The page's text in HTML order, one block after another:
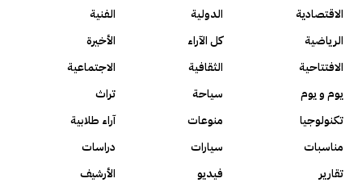
الاقتصادية
الدولية
الفنية
الرياضية
كل الآراء
الأخيرة
الافتتاحية
الثقافية
الاجتماعية
يوم و يوم
سياحة
تراث
تكنولوجيا
منوعات
آراء طلابية
مناسبات
سيارات
دراسات
تقارير
فيديو الأرشيف